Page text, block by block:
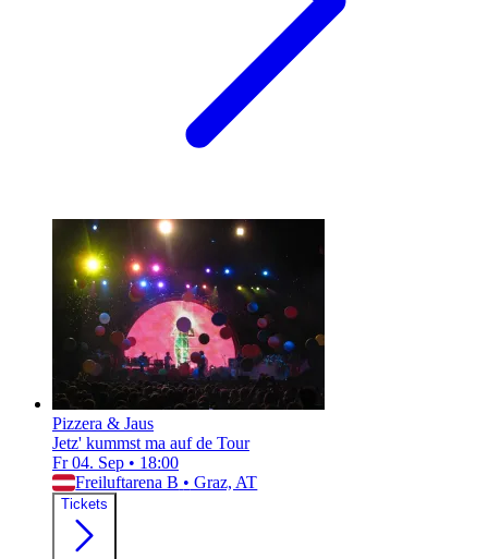
Pizzera & Jaus
Jetz' kummst ma auf de Tour
Fr 04. Sep • 18:00
Freiluftarena B • Graz, AT
Tickets